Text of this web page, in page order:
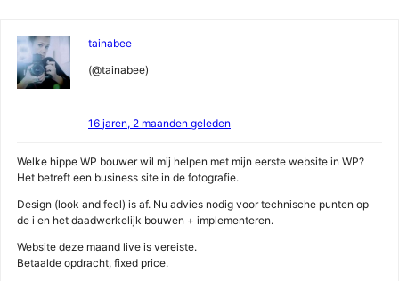
tainabee
(@tainabee)
16 jaren, 2 maanden geleden
Welke hippe WP bouwer wil mij helpen met mijn eerste website in WP?
Het betreft een business site in de fotografie.
Design (look and feel) is af. Nu advies nodig voor technische punten op
de i en het daadwerkelijk bouwen + implementeren.
Website deze maand live is vereiste.
Betaalde opdracht, fixed price.